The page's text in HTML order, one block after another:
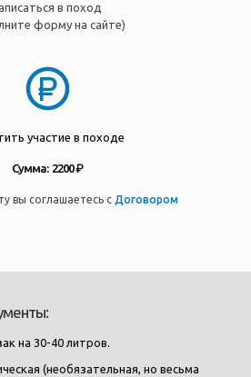
в поход
форму на сайте)
участие в походе
Сумма: 2200 ₽
вы соглашаетесь с Договором
на 30-40 литров.
(необязательная, но весьма